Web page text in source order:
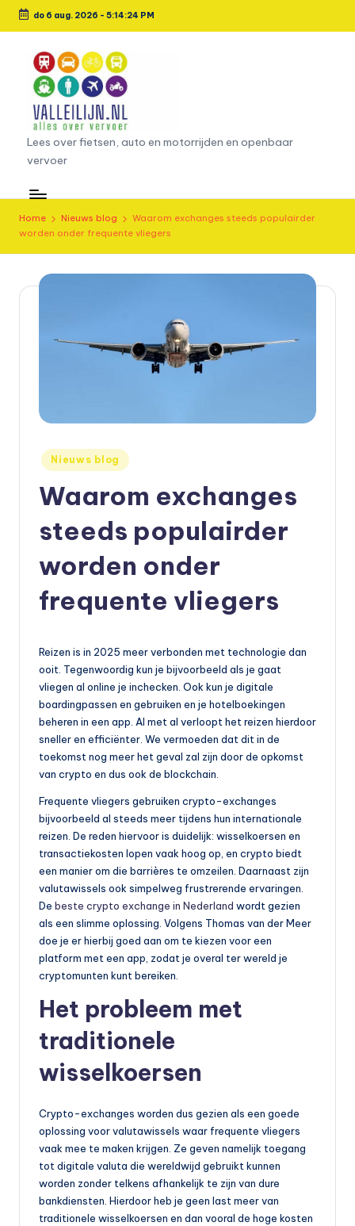
Ga
inhoud
do 6 aug. 2026 - 5:14:25 PM
L
e
e
s
o
m
o
o
rr
o
Lees over fietsen, auto en motorrijden en openbaar
vervoer
Home Nieuws blog
Waarom exchanges steeds populairder
worden onder frequente vliegers
Geplaatst
in
Nieuws blog
Waarom exchanges
steeds populairder
worden onder
frequente vliegers
Reizen is in 2025 meer verbonden met technologie dan
ooit. Tegenwoordig kun je bijvoorbeeld als je gaat
vliegen al online je inchecken. Ook kun je digitale
boardingpassen en gebruiken en je hotelboekingen
beheren in een app. Al met al verloopt het reizen hierdoor
sneller en efficiënter. We vermoeden dat dit in de
toekomst nog meer het geval zal zijn door de opkomst
van crypto en dus ook de blockchain.
Frequente vliegers gebruiken crypto-exchanges
bijvoorbeeld al steeds meer tijdens hun internationale
reizen. De reden hiervoor is duidelijk: wisselkoersen en
transactiekosten lopen vaak hoog op, en crypto biedt
een manier om die barrières te omzeilen. Daarnaast zijn
valutawissels ook simpelweg frustrerende ervaringen.
De beste crypto exchange in Nederland wordt gezien
als een slimme oplossing. Volgens Thomas van der Meer
doe je er hierbij goed aan om te kiezen voor een
platform met een app, zodat je overal ter wereld je
cryptomunten kunt bereiken.
Het probleem met
traditionele
wisselkoersen
Crypto-exchanges worden dus gezien als een goede
oplossing voor valutawissels waar frequente vliegers
vaak mee te maken krijgen. Ze geven namelijk toegang
tot digitale valuta die wereldwijd gebruikt kunnen
worden zonder telkens afhankelijk te zijn van dure
bankdiensten. Hierdoor heb je geen last meer van
traditionele wisselkoersen en dan vooral de hoge kosten